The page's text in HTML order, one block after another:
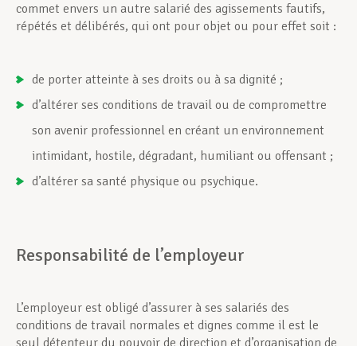
commet envers un autre salarié des agissements fautifs,
répétés et délibérés, qui ont pour objet ou pour effet soit :
de porter atteinte à ses droits ou à sa dignité ;
d’altérer ses conditions de travail ou de compromettre
son avenir professionnel en créant un environnement
intimidant, hostile, dégradant, humiliant ou offensant ;
d’altérer sa santé physique ou psychique.
Responsabilité de l’employeur
L’employeur est obligé d’assurer à ses salariés des
conditions de travail normales et dignes comme il est le
seul détenteur du pouvoir de direction et d’organisation de